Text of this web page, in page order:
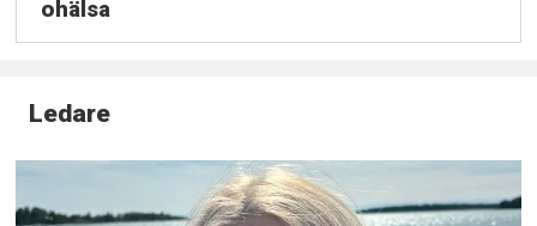
ohälsa
Ledare